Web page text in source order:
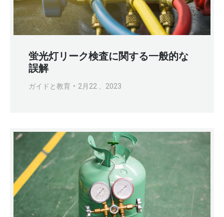
蛍光灯リーク検査に関する一般的な
誤解
ガイドと教育 2月22 、2023